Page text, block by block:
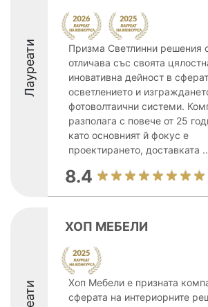
Лауреати
Призма Светлинни решения
отличава със своята
иновативна дейност в
осветлението и
фотоволтаични системи.
разполага с повече от 25
като основният й фокус е
проектирането, доставката
8.4
ХОП МЕБЕЛИ
Хоп Мебели е призната
сферата на интериорните